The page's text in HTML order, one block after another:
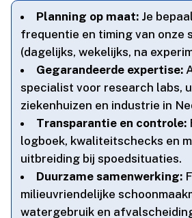
Planning op maat: Je
frequentie en timing van onze
(dagelijks, wekelijks, na
Gegarandeerde expertise:
specialist voor research labs,
ziekenhuizen en industrie in
Transparantie en controle:
logboek, kwaliteitschecks en
uitbreiding bij spoedsituaties.​
Duurzame samenwerking:
milieuvriendelijke
watergebruik en